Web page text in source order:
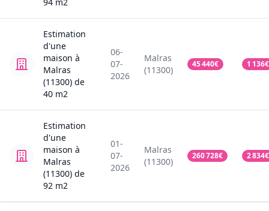
94 m2
Estimation
d'une
maison à
Malras
(11300) de
40 m2
06-
07-
2026
Malras
(11300)
45 440€ 1 136€
Estimation
d'une
maison à
Malras
(11300) de
92 m2
01-
07-
2026
Malras
(11300)
260 728€ 2 834€